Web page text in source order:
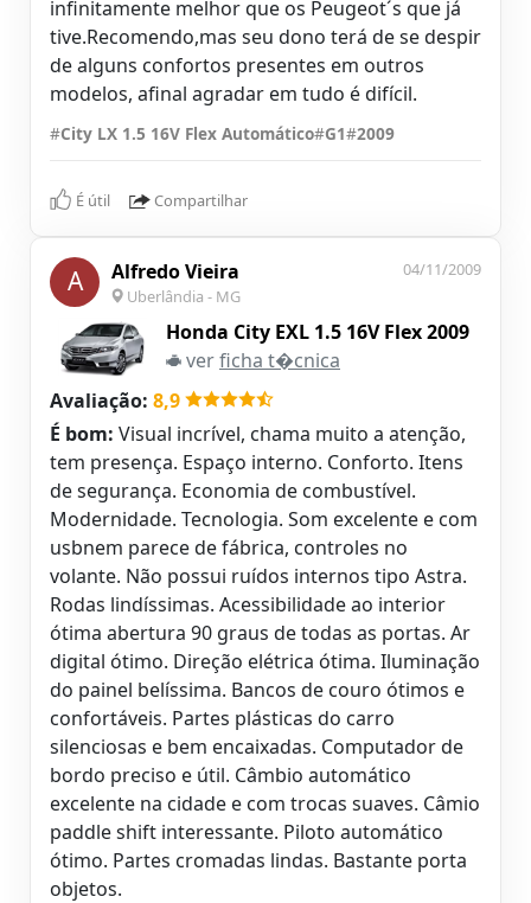
infinitamente melhor que os Peugeot´s que já
tive.Recomendo,mas seu dono terá de se despir
de alguns confortos presentes em outros
modelos, afinal agradar em tudo é difícil.
#City LX 1.5 16V Flex Automático#G1#2009
É útil Compartilhar
A Alfredo Vieira
Uberlândia - MG
04/11/2009
Honda City EXL 1.5 16V Flex 2009
verficha t�cnica
Avaliação: 8,9
É bom: Visual incrível, chama muito a atenção,
tem presença. Espaço interno. Conforto. Itens
de segurança. Economia de combustível.
Modernidade. Tecnologia. Som excelente e com
usbnem parece de fábrica, controles no
volante. Não possui ruídos internos tipo Astra.
Rodas lindíssimas. Acessibilidade ao interior
ótima abertura 90 graus de todas as portas. Ar
digital ótimo. Direção elétrica ótima. Iluminação
do painel belíssima. Bancos de couro ótimos e
confortáveis. Partes plásticas do carro
silenciosas e bem encaixadas. Computador de
bordo preciso e útil. Câmbio automático
excelente na cidade e com trocas suaves. Câmio
paddle shift interessante. Piloto automático
ótimo. Partes cromadas lindas. Bastante porta
objetos.